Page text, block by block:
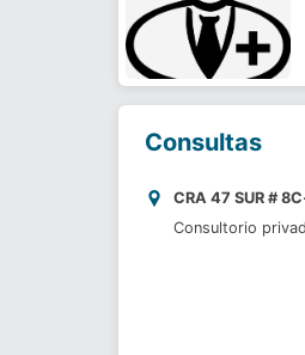
Consultas
CRA 47 SUR #
Consultorio